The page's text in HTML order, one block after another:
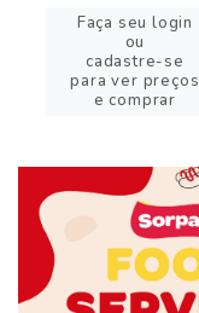
Faça seu login
ou
cadastre-se
para ver preços
e comprar